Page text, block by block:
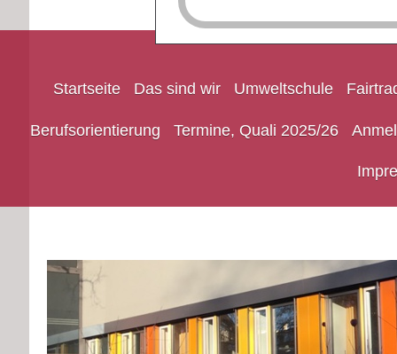
Startseite Das sind wir Umweltschule
Berufsorientierung Termine, Quali 2025/26